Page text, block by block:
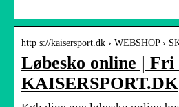
http s://kaisersport.dk › WEBSHOP ›
Løbesko online |
KAISERSPORT.DK